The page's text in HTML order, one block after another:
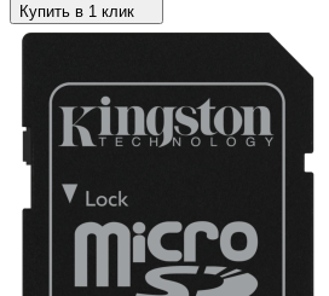
Купить в 1 клик